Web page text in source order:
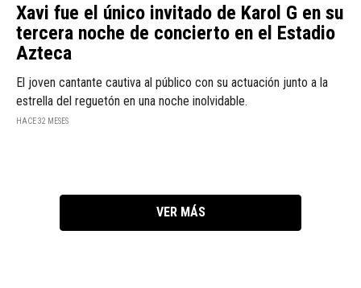
Xavi fue el único invitado de Karol G en su
tercera noche de concierto en el Estadio
Azteca
El joven cantante cautiva al público con su actuación junto a la
estrella del reguetón en una noche inolvidable.
HACE 32 MESES
VER MÁS